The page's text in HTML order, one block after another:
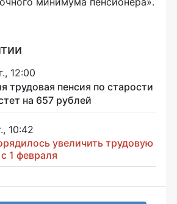
12:00
трудовая пенсия по старости
на 657 рублей
10:42
увеличить трудовую
1 февраля